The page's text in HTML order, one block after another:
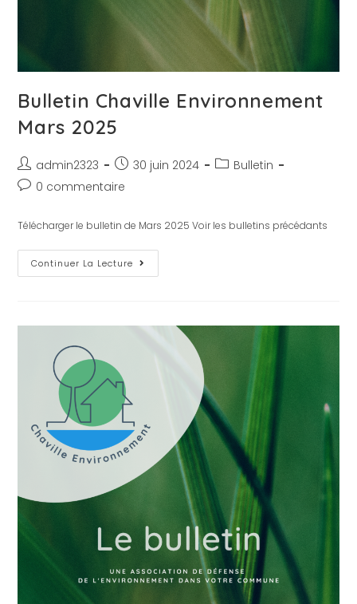
Bulletin Chaville Environnement
Mars 2025
admin2323 30 juin 2024
Bulletin
0 commentaire
Télécharger le bulletin de Mars 2025 Voir les bulletins précédants
Continuer La Lecture